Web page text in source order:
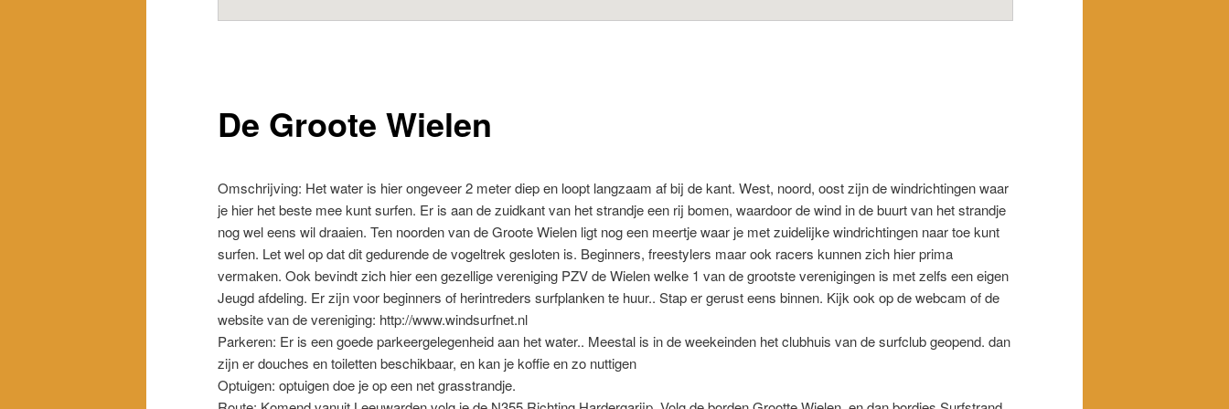
De Groote Wielen
Omschrijving: Het water is hier ongeveer 2 meter diep en loopt langzaam af bij de kant. West, noord, oost zijn de windrichtingen waar
je hier het beste mee kunt surfen. Er is aan de zuidkant van het strandje een rij bomen, waardoor de wind in de buurt van het strandje
nog wel eens wil draaien. Ten noorden van de Groote Wielen ligt nog een meertje waar je met zuidelijke windrichtingen naar toe kunt
surfen. Let wel op dat dit gedurende de vogeltrek gesloten is. Beginners, freestylers maar ook racers kunnen zich hier prima
vermaken. Ook bevindt zich hier een gezellige vereniging PZV de Wielen welke 1 van de grootste verenigingen is met zelfs een eigen
Jeugd afdeling. Er zijn voor beginners of herintreders surfplanken te huur.. Stap er gerust eens binnen. Kijk ook op de webcam of de
website van de vereniging: http://www.windsurfnet.nl
Parkeren: Er is een goede parkeergelegenheid aan het water.. Meestal is in de weekeinden het clubhuis van de surfclub geopend. dan
zijn er douches en toiletten beschikbaar, en kan je koffie en zo nuttigen
Optuigen: optuigen doe je op een net grasstrandje.